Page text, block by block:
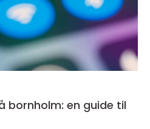
bornholm: en guide til